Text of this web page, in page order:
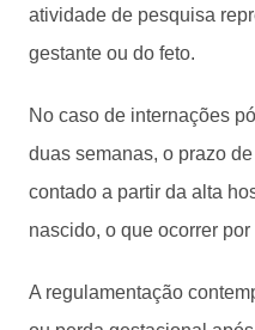
atividade de pesquisa
gestante ou do feto.
No caso de internações
duas semanas, o prazo
contado a partir da alta
nascido, o que ocorrer por
A regulamentação